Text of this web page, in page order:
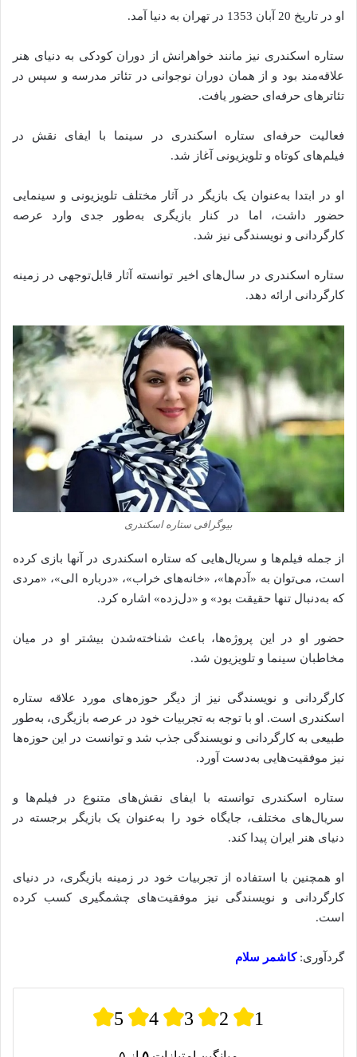
او در تاریخ 20 آبان 1353 در تهران به دنیا آ‌مد.
ستاره اسکندری نیز مانند خواهرانش از دوران کودکی به دنیای هنر
علاقه‌مند بود و از همان دوران نوجوانی در تئاتر مدرسه و سپس در
تئاترهای حرفه‌ای حضور یافت.
فعالیت حرفه‌ای ستاره اسکندری در سینما با ایفای نقش در
فیلم‌های کوتاه و تلویزیونی آغاز شد.
او در ابتدا به‌عنوان یک بازیگر در آثار مختلف تلویزیونی و سینمایی
حضور داشت، اما در کنار بازیگری به‌طور جدی وارد عرصه
کارگردانی و نویسندگی نیز شد.
ستاره اسکندری در سال‌های اخیر توانسته‌ آثار قابل‌توجهی در زمینه
کارگردانی ارائه دهد.
بیوگرافی ستاره اسکندری
از جمله فیلم‌ها و سریال‌هایی که ستاره اسکندری در آنها بازی کرده
است، می‌توان به «آدم‌ها»، «خانه‌های خراب»، «درباره الی»، «مردی
که به‌دنبال تنها حقیقت بود» و «دل‌زده» اشاره کرد.
حضور او در این پروژه‌ها، باعث شناخته‌شدن بیشتر او در میان
مخاطبان سینما و تلویزیون شد.
کارگردانی و نویسندگی نیز از دیگر حوزه‌های مورد علاقه ستاره
اسکندری است. او با توجه به تجربیات خود در عرصه بازیگری، به‌طور
طبیعی به کارگردانی و نویسندگی جذب شد و توانست در این حوزه‌ها
نیز موفقیت‌هایی به‌دست آورد.
ستاره اسکندری توانسته‌ با ایفای نقش‌های متنوع در فیلم‌ها و
سریال‌های مختلف، جایگاه خود را به‌عنوان یک بازیگر برجسته در
دنیای هنر ایران پیدا کند.
او همچنین با استفاده از تجربیات خود در زمینه بازیگری، در دنیای
کارگردانی و نویسندگی نیز موفقیت‌های چشمگیری کسب کرده
است.
گردآوری:کاشمر سلام
5 4 3 2 1